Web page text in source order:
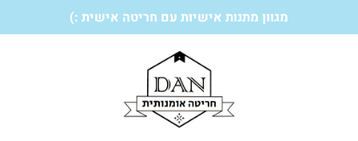
מגוון מתנות אישיות עם חריטה אישית :)